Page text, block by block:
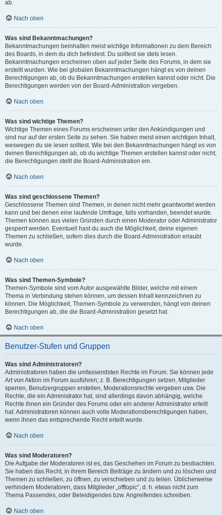
ab.
Nach oben
Was sind Bekanntmachungen?
Bekanntmachungen beinhalten meist wichtige Informationen zu dem Bereich
des Boards, in dem du dich befindest. Du solltest sie stets lesen.
Bekanntmachungen erscheinen oben auf jeder Seite des Forums, in dem sie
erstellt wurden. Wie bei globalen Bekanntmachungen hängt es von deinen
Berechtigungen ab, ob du Bekanntmachungen erstellen kannst oder nicht. Die
Berechtigungen werden von der Board-Administration vergeben.
Nach oben
Was sind wichtige Themen?
Wichtige Themen eines Forums erscheinen unter den Ankündigungen und
sind nur auf der ersten Seite zu sehen. Sie haben meist einen wichtigen Inhalt,
weswegen du sie lesen solltest. Wie bei den Bekanntmachungen hängt es von
deinen Berechtigungen ab, ob du wichtige Themen erstellen kannst oder nicht;
die Berechtigungen stellt die Board-Administration ein.
Nach oben
Was sind geschlossene Themen?
Geschlossene Themen sind Themen, in denen nicht mehr geantwortet werden
kann und bei denen eine laufende Umfrage, falls vorhanden, beendet wurde.
Themen können aus vielen Gründen durch einen Moderator oder Administrator
gesperrt werden. Eventuell hast du auch die Möglichkeit, deine eigenen
Themen zu schließen, sofern dies durch die Board-Administration erlaubt
wurde.
Nach oben
Was sind Themen-Symbole?
Themen-Symbole sind vom Autor ausgewählte Bilder, welche mit einem
Thema in Verbindung stehen können, um dessen Inhalt kennzeichnen zu
können. Die Möglichkeit, Themen-Symbole zu verwenden, hängt von deinen
Berechtigungen ab, die die Board-Administration gesetzt hat.
Nach oben
Benutzer-Stufen und Gruppen
Was sind Administratoren?
Administratoren haben die umfassendsten Rechte im Forum. Sie können jede
Art von Aktion im Forum ausführen; z. B. Berechtigungen setzen, Mitglieder
sperren, Benutzergruppen erstellen, Moderationsrechte vergeben usw. Die
Rechte, die ein Administrator hat, sind allerdings davon abhängig, welche
Rechte ihnen ein Gründer des Forums oder ein anderer Administrator erteilt
hat. Administratoren können auch volle Moderationsberechtigungen haben,
wenn ihnen das entsprechende Recht erteilt wurde.
Nach oben
Was sind Moderatoren?
Die Aufgabe der Moderatoren ist es, das Geschehen im Forum zu beobachten.
Sie haben das Recht, in ihrem Bereich Beiträge zu ändern und zu löschen und
Themen zu schließen, zu öffnen, zu verschieben und zu teilen. Üblicherweise
verhindern Moderatoren, dass Mitglieder „offtopic“, d. h. etwas nicht zum
Thema Passendes, oder Beleidigendes bzw. Angreifendes schreiben.
Nach oben